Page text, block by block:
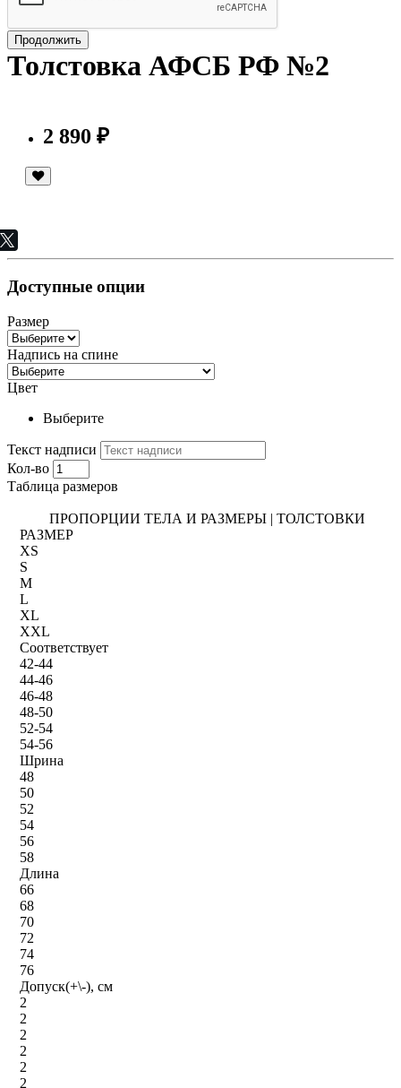
Продолжить
Толстовка АФСБ РФ №2
2 890 ₽
Доступные опции
Размер
Надпись на спине
Цвет
Выберите
Текст надписи
Кол-во
Таблица размеров
ПРОПОРЦИИ ТЕЛА И РАЗМЕРЫ | ТОЛСТОВКИ
РАЗМЕР
XS
S
M
L
XL
XXL
Соответствует
42-44
44-46
46-48
48-50
52-54
54-56
Шрина
48
50
52
54
56
58
Длина
66
68
70
72
74
76
Допуск(+\-), см
2
2
2
2
2
2